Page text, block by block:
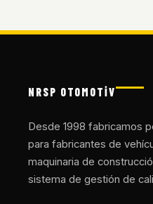
NRSP OTOMOTİV
Desde 1998 fabricamos
para fabricantes de
maquinaria de
sistema de gestión de